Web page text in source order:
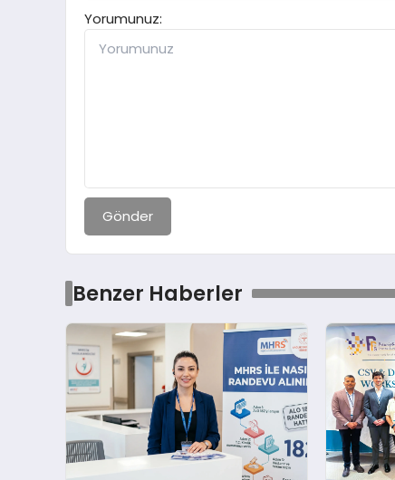
Yorumunuz:
Gönder
Benzer Haberler